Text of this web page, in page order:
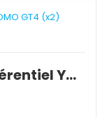
ZE-502/Noix sortie de différentiel YOKOMO GT4 (x2) OCCASION.